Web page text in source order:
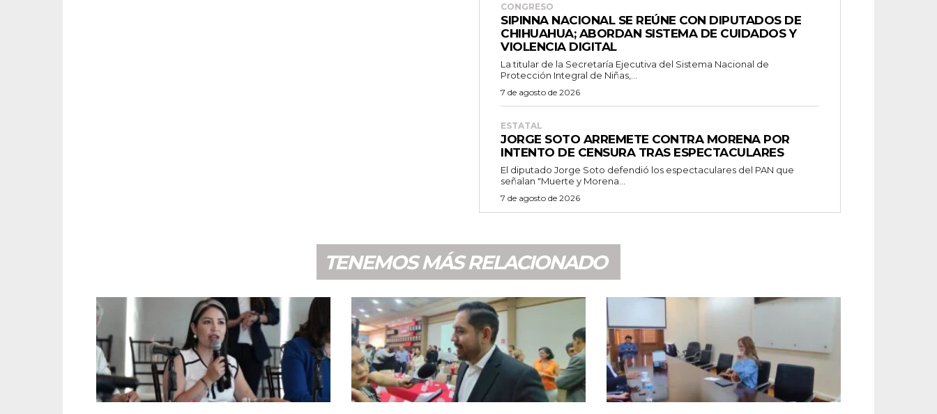
CONGRESO
SIPINNA NACIONAL SE REÚNE CON DIPUTADOS DE
CHIHUAHUA; ABORDAN SISTEMA DE CUIDADOS Y
VIOLENCIA DIGITAL
La titular de la Secretaría Ejecutiva del Sistema Nacional de
Protección Integral de Niñas,...
7 de agosto de 2026
ESTATAL
JORGE SOTO ARREMETE CONTRA MORENA POR
INTENTO DE CENSURA TRAS ESPECTACULARES
El diputado Jorge Soto defendió los espectaculares del PAN que
señalan "Muerte y Morena...
7 de agosto de 2026
TENEMOS MÁS RELACIONADO